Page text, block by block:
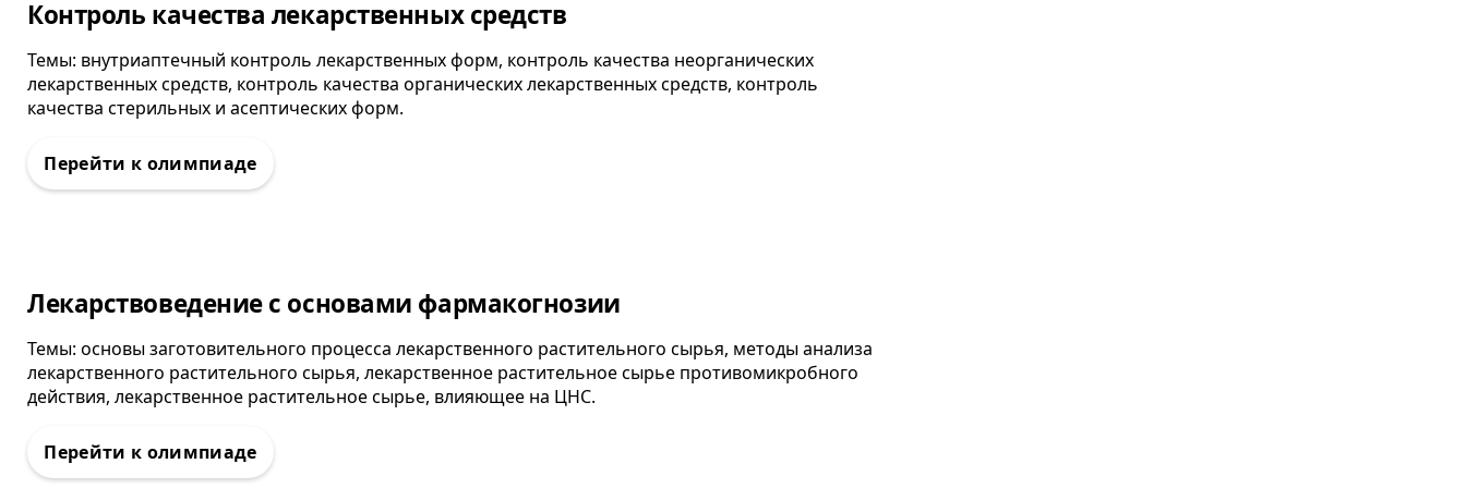
Олимпиада
Контроль качества лекарственных средств
Темы: внутриаптечный контроль лекарственных форм, контроль качества неорганических
лекарственных средств, контроль качества органических лекарственных средств, контроль
качества стерильных и асептических форм.
Олимпиада
Лекарствоведение с основами фармакогнозии
Темы: основы заготовительного процесса лекарственного растительного сырья, методы анализа
лекарственного растительного сырья, лекарственное растительное сырье противомикробного
действия, лекарственное растительное сырье, влияющее на ЦНС.